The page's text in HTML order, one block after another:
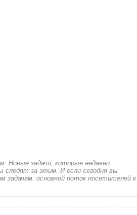
Новые задачи, которые недавно
следят за этим. И если сегодня вы
задачам. основной поток посетителей к